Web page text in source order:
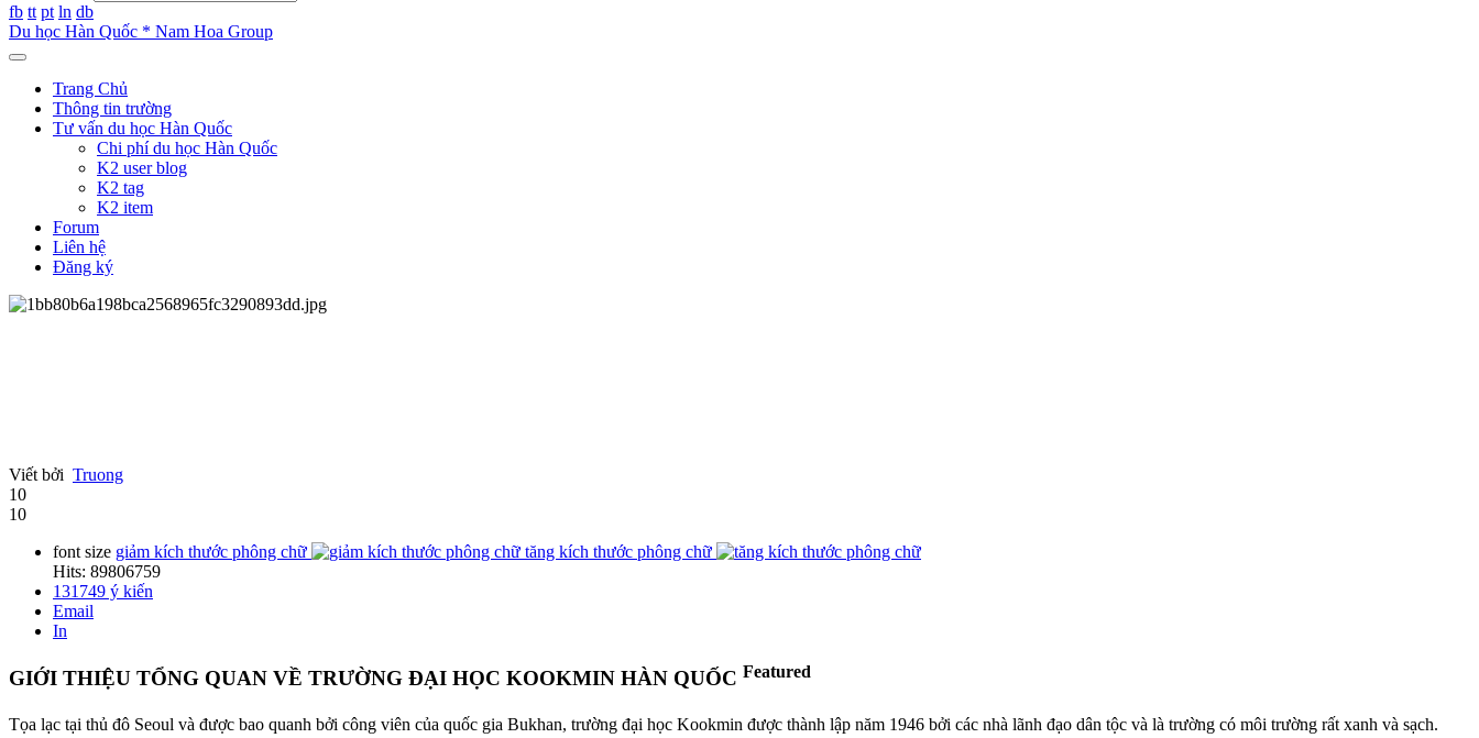
fb tt pt ln db
Du học Hàn Quốc * Nam Hoa Group
Trang Chủ
Thông tin trường
Tư vấn du học Hàn Quốc
Chi phí du học Hàn Quốc
K2 user blog
K2 tag
K2 item
Forum
Liên hệ
Đăng ký
Viết bởi Truong
10
10
font size giảm kích thước phông chữ
tăng kích thước phông chữ
Hits: 89806759
131749 ý kiến
Email
In
GIỚI THIỆU TỔNG QUAN VỀ TRƯỜNG ĐẠI HỌC KOOKMIN HÀN QUỐC Featured
Tọa lạc tại thủ đô Seoul và được bao quanh bởi công viên của quốc gia Bukhan, trường đại học Kookmin được thành lập năm 1946 bởi các nhà lãnh đạo dân tộc và là trường có môi trường rất xanh và sạch.